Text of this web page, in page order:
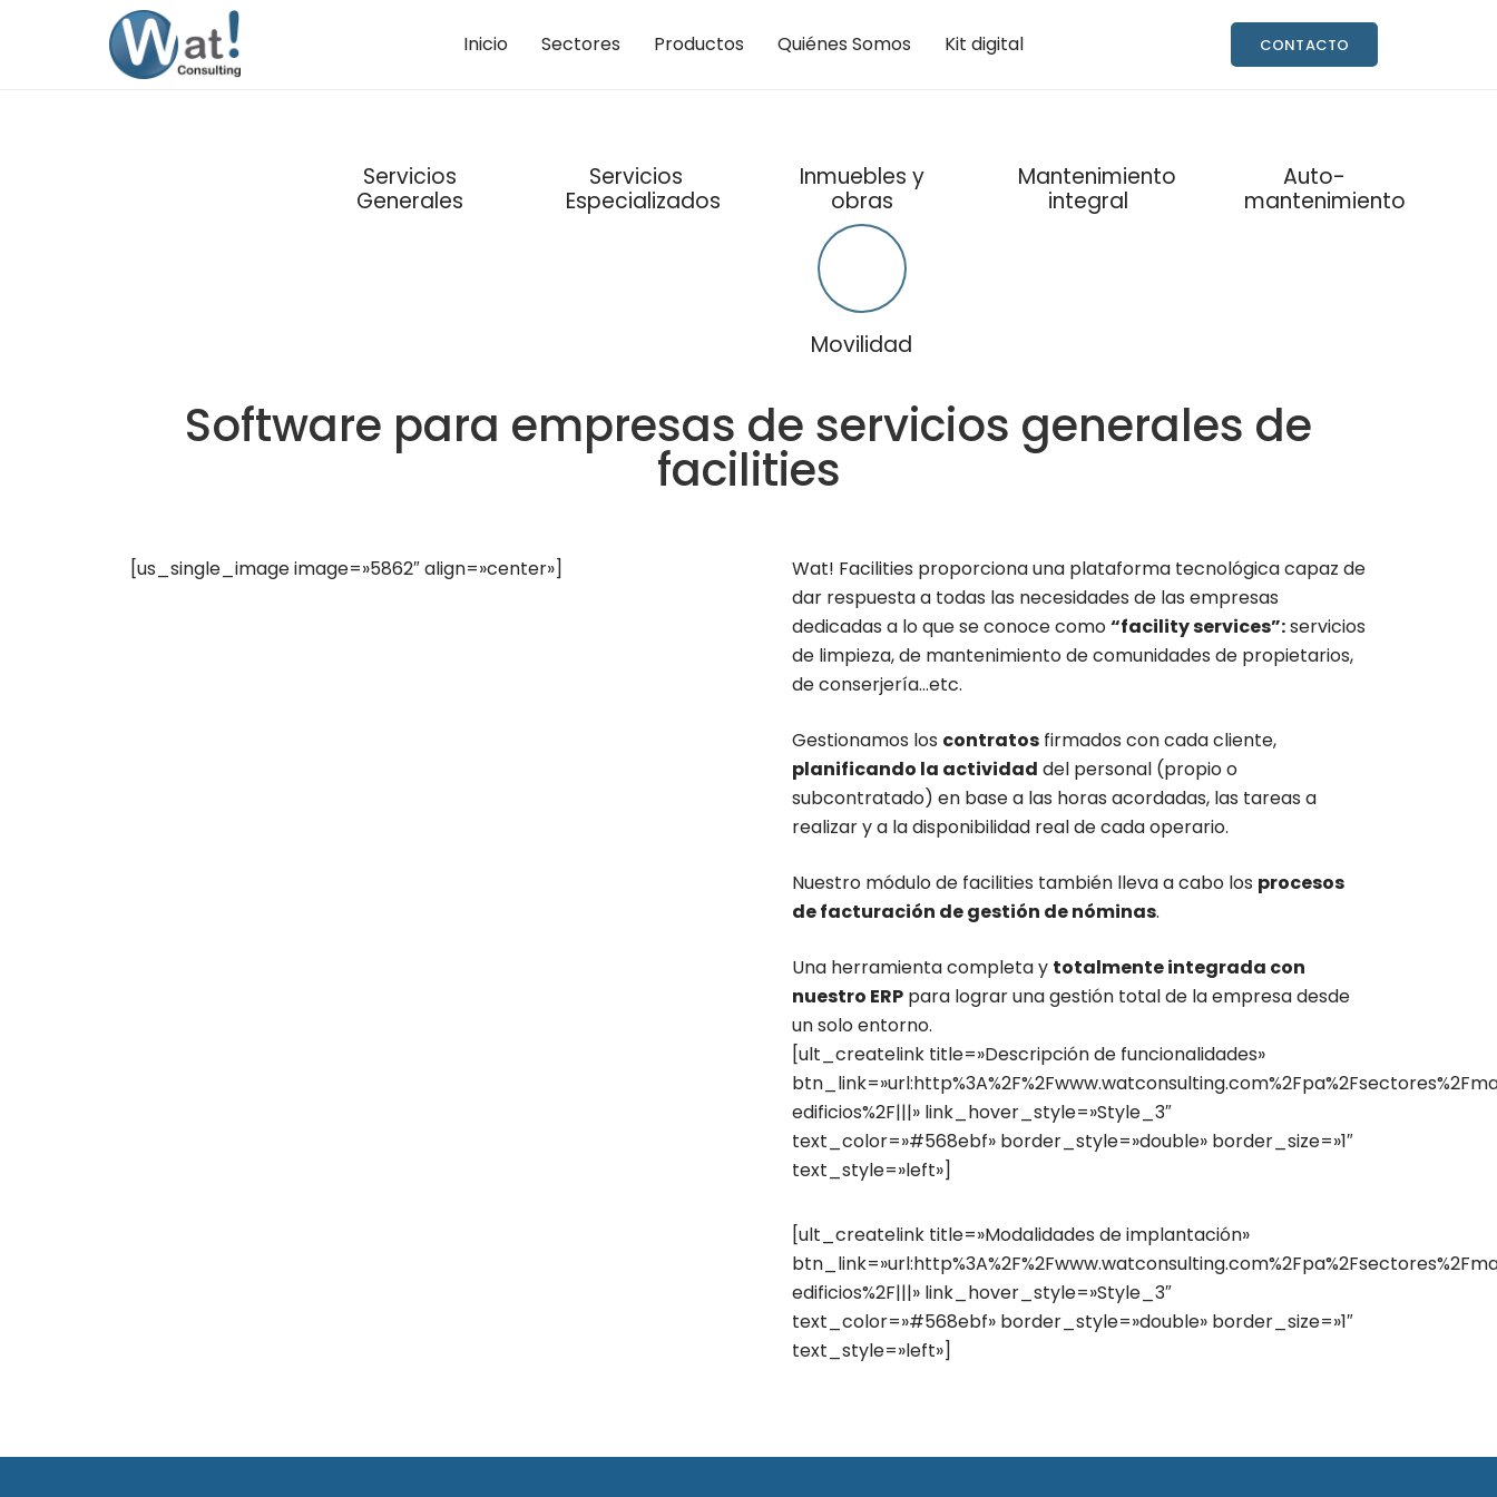
Inicio Sectores Productos Quiénes Somos Kit digital CONTACTO
Servicios
Generales
Servicios
Especializados
Inmuebles y
obras
Movilidad
Mantenimiento
integral
Auto-
mantenimiento
Software para empresas de servicios generales de
facilities
[us_single_image image=»5862″ align=»center»]
Wat! Facilities proporciona una plataforma tecnológica capaz de
dar respuesta a todas las necesidades de las empresas
dedicadas a lo que se conoce como“facility services”:servicios
de limpieza, de mantenimiento de comunidades de propietarios,
de conserjería…etc.
Gestionamos los contratos firmados con cada cliente,
planificando la actividad del personal (propio o
subcontratado) en base a las horas acordadas, las tareas a
realizar y a la disponibilidad real de cada operario.
Nuestro módulo de facilities también lleva a cabo los procesos
de facturación de gestión de nóminas.
Una herramienta completa y totalmente integrada con
nuestro ERP para lograr una gestión total de la empresa desde
un solo entorno.
[ult_createlink title=»Descripción de funcionalidades»
edificios%2F|||» link_hover_style=»Style_3″
text_color=»#568ebf» border_style=»double» border_size=»1″
text_style=»left»]
[ult_createlink title=»Modalidades de implantación»
edificios%2F|||» link_hover_style=»Style_3″
text_color=»#568ebf» border_style=»double» border_size=»1″
text_style=»left»]